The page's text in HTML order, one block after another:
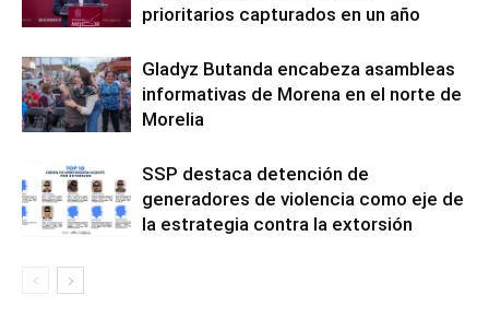
prioritarios capturados en un año
Gladyz Butanda encabeza asambleas
informativas de Morena en el norte de
Morelia
SSP destaca detención de
generadores de violencia como eje de
la estrategia contra la extorsión